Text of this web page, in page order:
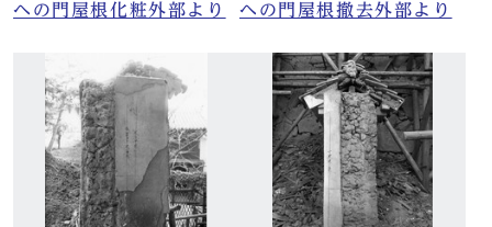
ヘの門屋根化粧外部より ヘの門屋根撤去外部より